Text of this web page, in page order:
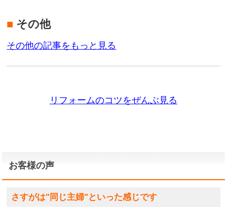
■ その他
その他の記事をもっと見る
リフォームのコツをぜんぶ見る
お客様の声
さすがは"同じ主婦"といった感じです